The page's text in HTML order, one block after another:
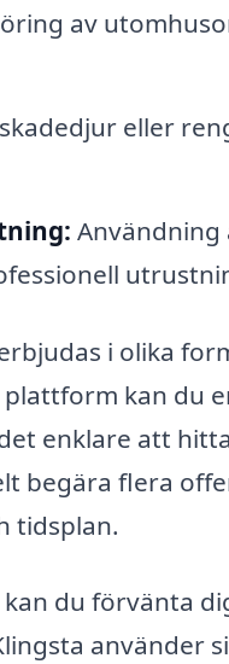
av
eller
Användning
i olika
kan du
enklare att
begära flera
tidsplan.
du förvänta
använder